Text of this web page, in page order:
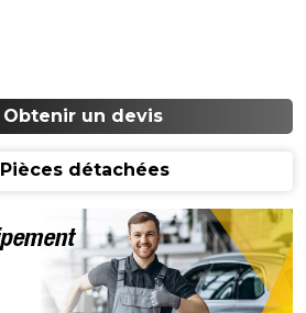
Obtenir un devis
Pièces détachées